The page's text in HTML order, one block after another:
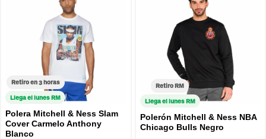
Retiro en 3 horas
Llega el lunes RM
Polera Mitchell & Ness Slam
Cover Carmelo Anthony
Blanco
Retiro RM
Llega el lunes RM
Polerón Mitchell & Ness NBA
Chicago Bulls Negro